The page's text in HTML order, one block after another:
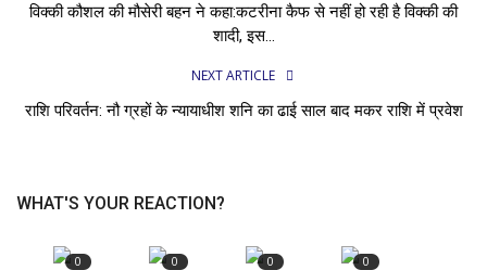
विक्की कौशल की मौसेरी बहन ने कहा:कटरीना कैफ से नहीं हो रही है विक्की की
शादी, इस...
NEXT ARTICLE
राशि परिवर्तन: नौ ग्रहों के न्यायाधीश शनि का ढाई साल बाद मकर राशि में प्रवेश
WHAT'S YOUR REACTION?
0 0 0 0